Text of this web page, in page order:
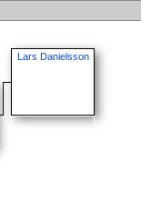
Lars Danielsson